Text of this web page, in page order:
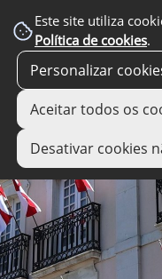
Este site utiliza
Política de cookies.
Personalizar
Aceitar todos os
Desativar cookies
links úteis